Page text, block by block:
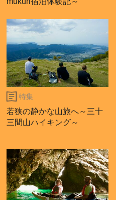
特集
若狭の静かな山旅へ～三十
三間山ハイキング～